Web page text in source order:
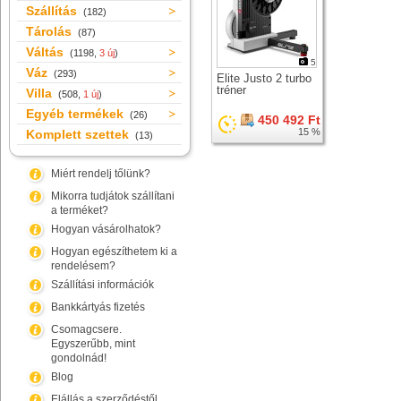
Szállítás (182)
Tárolás (87)
Váltás (1198, 3 új)
Váz (293)
Villa (508, 1 új)
Egyéb termékek (26)
Komplett szettek (13)
Miért rendelj tőlünk?
Mikorra tudjátok szállítani
a terméket?
Hogyan vásárolhatok?
Hogyan egészíthetem ki a
rendelésem?
Szállítási információk
Bankkártyás fizetés
Csomagcsere.
Egyszerűbb, mint
gondolnád!
Blog
5
Elite Justo 2 turbo
tréner
450 492 Ft
15 %